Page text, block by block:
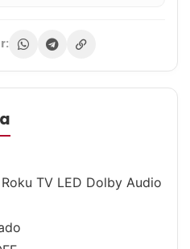
TV LED Dolby Audio